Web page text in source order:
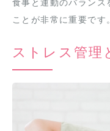
食事と運動のバランス
ことが非常に重要です
ストレス管理